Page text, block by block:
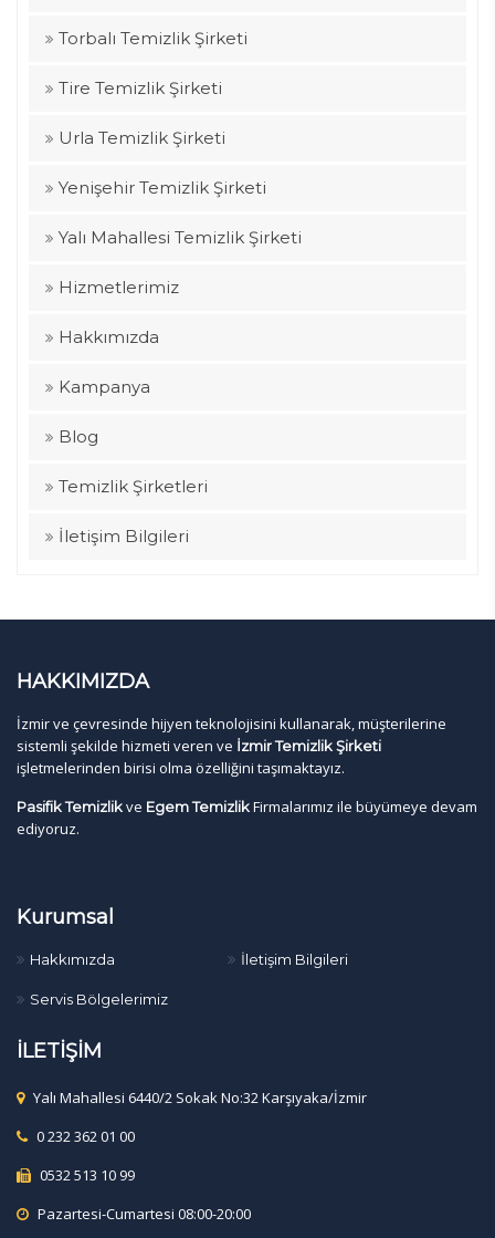
Torbalı Temizlik Şirketi
Tire Temizlik Şirketi
Urla Temizlik Şirketi
Yenişehir Temizlik Şirketi
Yalı Mahallesi Temizlik Şirketi
Hizmetlerimiz
Hakkımızda
Kampanya
Blog
Temizlik Şirketleri
İletişim Bilgileri
HAKKIMIZDA
İzmir ve çevresinde hijyen teknolojisini kullanarak, müşterilerine
sistemli şekilde hizmeti veren ve İzmir Temizlik Şirketi
işletmelerinden birisi olma özelliğini taşımaktayız.
Pasifik Temizlikve Egem TemizlikFirmalarımız ile büyümeye devam
ediyoruz.
Kurumsal
Hakkımızda İletişim Bilgileri
Servis Bölgelerimiz
İLETİŞİM
Yalı Mahallesi 6440/2 Sokak No:32 Karşıyaka/İzmir
0 232 362 01 00
0532 513 10 99
Pazartesi-Cumartesi 08:00-20:00